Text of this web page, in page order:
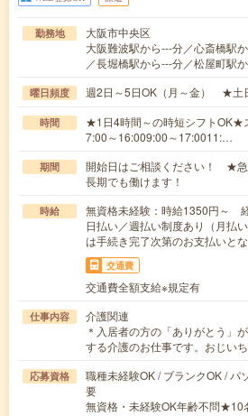
勤務地
大阪市中央区
大阪難波駅から---分／心斎橋駅
／長堀橋駅から---分／松屋町駅
曜日頻度 週2日～5日OK（月～金） ★土
時間
★1日4時間～の時短シフトOK★
7:00～16:009:00～17:0011:…
期間
開始日はご相談ください！ ★
長期でも働けます！
時給
無資格未経験：時給1350円～
日払い／週払い制度あり（月払
は手続き完了次第のお支払いとな
交通費
交通費全額支給※規定有
仕事内容
介護関連
＊入居者の方の「ありがとう」
する介護のお仕事です。おじい
応募資格
職種未経験OK / ブランクOK / パ
要
無資格・未経験OK年齢不問